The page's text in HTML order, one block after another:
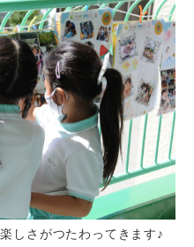
しさがつたわってきます♪